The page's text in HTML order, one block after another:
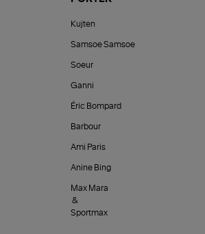
Kujten
Samsoe Samsoe
Soeur
Ganni
Éric Bompard
Barbour
Ami Paris
Anine Bing
Max Mara
&
Sportmax